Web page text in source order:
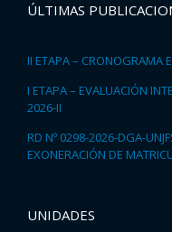
ÚLTIMAS
II ETAPA – CRONOGRAMA
I ETAPA – EVALUACIÓN
2026-II
RD Nº 0298-2026-DGA-
EXONERACIÓN DE
UNIDADES